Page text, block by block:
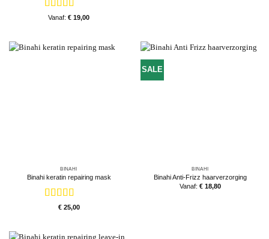
Gewaardeerd
Vanaf: € 19,00
BINAHI
Binahi keratin repairing mask
Gewaardeerd
€25,00
SALE
BINAHI
Binahi Anti-Frizz haarverzorging
Vanaf: € 18,80